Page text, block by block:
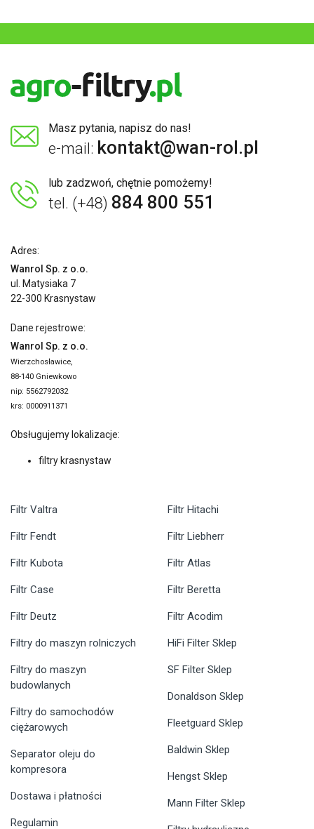
Masz pytania, napisz do nas!
e-mail: kontakt@wan-rol.pl
lub zadzwoń, chętnie pomożemy!
tel. (+48) 884 800 551
Adres:
Wanrol Sp. z o.o.
ul. Matysiaka 7
22-300 Krasnystaw
Dane rejestrowe:
Wanrol Sp. z o.o.
Wierzchosławice,
88-140 Gniewkowo
nip: 5562792032
krs: 0000911371
Obsługujemy lokalizacje:
filtry krasnystaw
Filtr Valtra
Filtr Fendt
Filtr Kubota
Filtr Case
Filtr Deutz
Filtr Hitachi
Filtr Liebherr
Filtr Atlas
Filtr Beretta
Filtr Acodim
Filtry do maszyn rolniczych
Filtry do maszyn
budowlanych
Filtry do samochodów
ciężarowych
Separator oleju do
kompresora
Dostawa i płatności
Regulamin
HiFi Filter Sklep
SF Filter Sklep
Donaldson Sklep
Fleetguard Sklep
Baldwin Sklep
Hengst Sklep
Mann Filter Sklep